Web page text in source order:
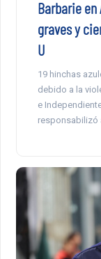
Barbarie en
graves y
U
19 hinchas
debido a la
e
responsabilizó